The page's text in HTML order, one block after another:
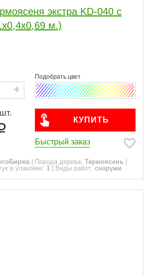
экстра KD-040 с
м.)
шт.
КУПИТЬ
Быстрый заказ
Порода дерева: Термоясень
в упаковке: 1 Виды работ: снаружи